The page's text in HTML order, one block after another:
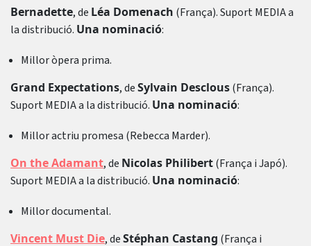
Bernadette, de Léa Domenach (França). Suport MEDIA a
la distribució. Una nominació:
Millor òpera prima.
Grand Expectations, deSylvain Desclous(França).
Suport MEDIA a la distribució. Una nominació:
Millor actriu promesa (Rebecca Marder).
On the Adamant, de Nicolas Philibert(França i Japó).
Suport MEDIA a la distribució. Una nominació:
Millor documental.
Vincent Must Die, deStéphan Castang (França i